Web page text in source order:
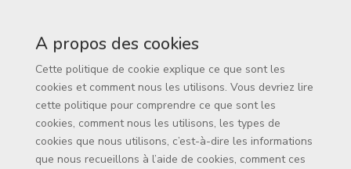
A propos des cookies
Cette politique de cookie explique ce que sont les
cookies et comment nous les utilisons. Vous devriez lire
cette politique pour comprendre ce que sont les
cookies, comment nous les utilisons, les types de
cookies que nous utilisons, c’est-à-dire les informations
que nous recueillons à l’aide de cookies, comment ces